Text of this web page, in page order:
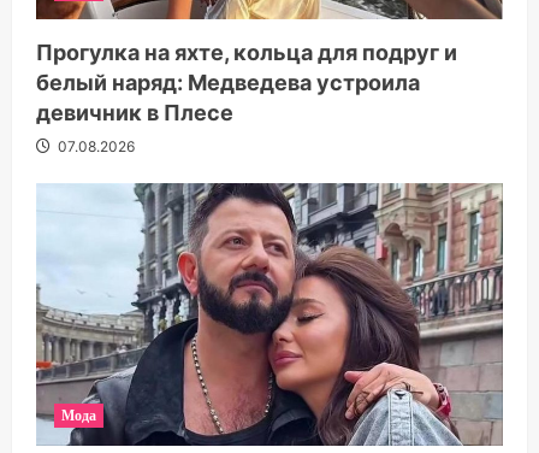
Прогулка на яхте, кольца для подруг и
белый наряд: Медведева устроила
девичник в Плесе
07.08.2026
Мода